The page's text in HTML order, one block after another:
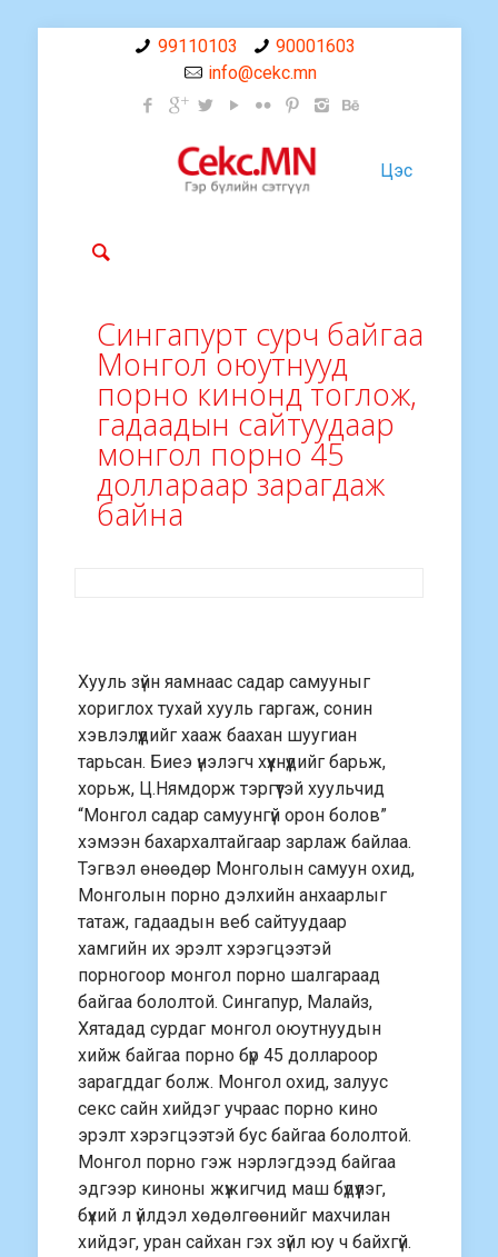
99110103
90001603
info@cekc.mn
Цэс
Сингапурт сурч байгаа
Монгол оюутнууд
порно кинонд тоглож,
гадаадын сайтуудаар
монгол порно 45
доллараар зарагдаж
байна
Хууль зүйн яамнаас садар самууныг
хориглох тухай хууль гаргаж, сонин
хэвлэлүүдийг хааж баахан шуугиан
тарьсан. Биеэ үнэлэгч хүүхнүүдийг барьж,
хорьж, Ц.Нямдорж тэргүүтэй хуульчид
“Монгол садар самуунгүй орон болов”
хэмээн бахархалтайгаар зарлаж байлаа.
Тэгвэл өнөөдөр Монголын самуун охид,
Монголын порно дэлхийн анхаарлыг
татаж, гадаадын веб сайтуудаар
хамгийн их эрэлт хэрэгцээтэй
порногоор монгол порно шалгараад
байгаа бололтой. Сингапур, Малайз,
Хятадад сурдаг монгол оюутнуудын
хийж байгаа порно бүр 45 доллароор
зарагддаг болж. Монгол охид, залуус
секс сайн хийдэг учраас порно кино
эрэлт хэрэгцээтэй бус байгаа бололтой.
Монгол порно гэж нэрлэгдээд байгаа
эдгээр киноны жүжигчид маш бүдүүлэг,
бүхий л үйлдэл хөдөлгөөнийг махчилан
хийдэг, уран сайхан гэх зүйл юу ч байхгүй.